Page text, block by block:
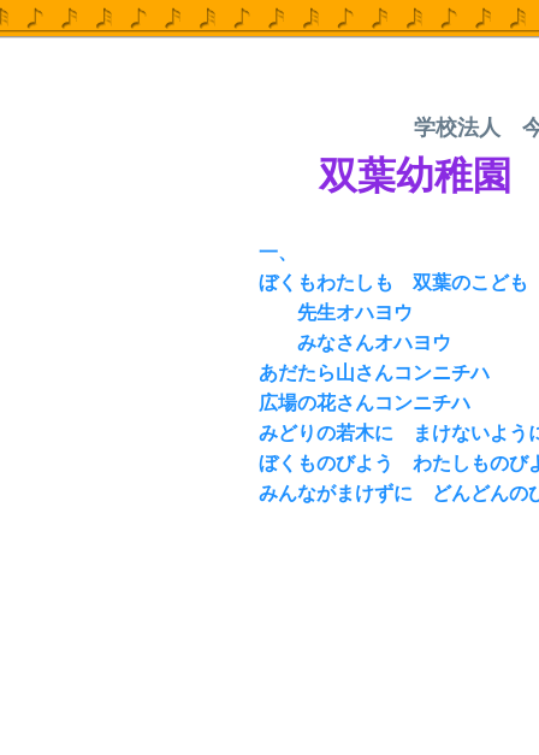
学校法人
双葉幼稚
一、
ぼくもわたしも 双葉のこども
先生オハヨウ
みなさんオハヨウ
あだたら山さんコンニチハ
広場の花さんコンニチハ
みどりの若木に まけないよう
ぼくものびよう わたしものび
みんながまけずに どんどんの